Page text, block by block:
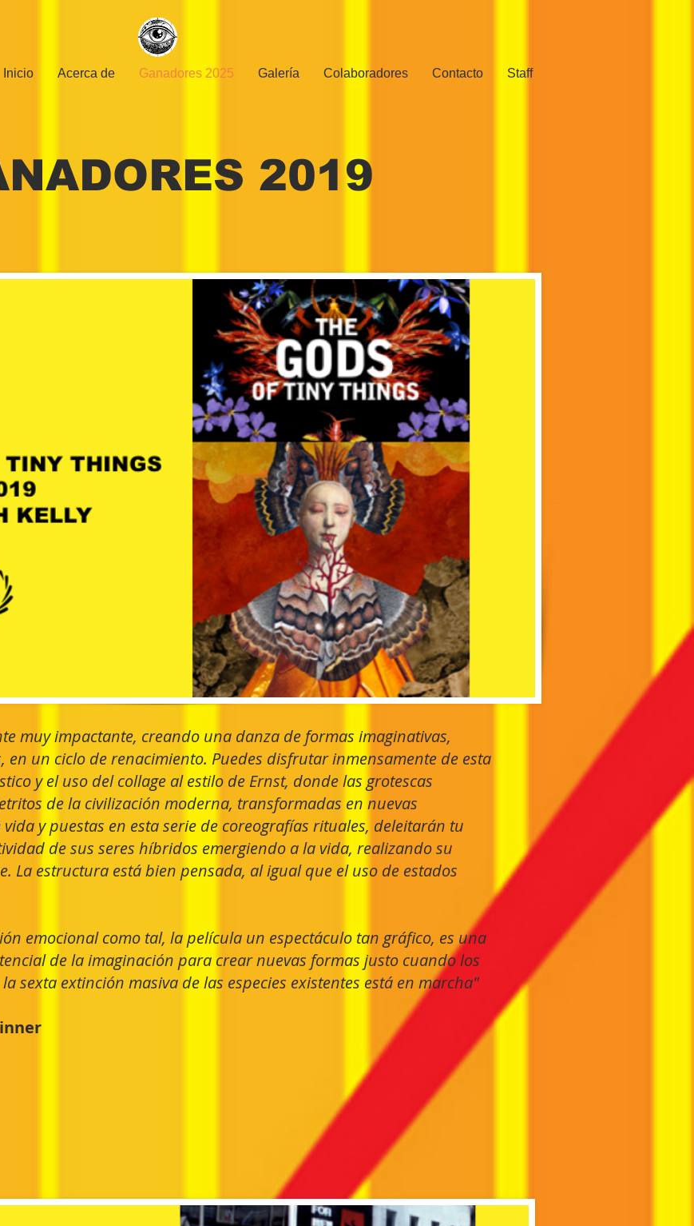
Inicio Acerca de Ganadores 2025 Galería Colaboradores Contacto Staff
2019
muy impactante, creando una danza de formas imaginativas,
en un ciclo de renacimiento. Puedes disfrutar inmensamente de esta
y el uso del collage al estilo de Ernst, donde las grotescas
de la civilización moderna, transformadas en nuevas
y puestas en esta serie de coreografías rituales, deleitarán tu
de sus seres híbridos emergiendo a la vida, realizando su
La estructura está bien pensada, al igual que el uso de estados
emocional como tal, la película un espectáculo tan gráfico, es una
de la imaginación para crear nuevas formas justo cuando los
sexta extinción masiva de las especies existentes está en marcha"